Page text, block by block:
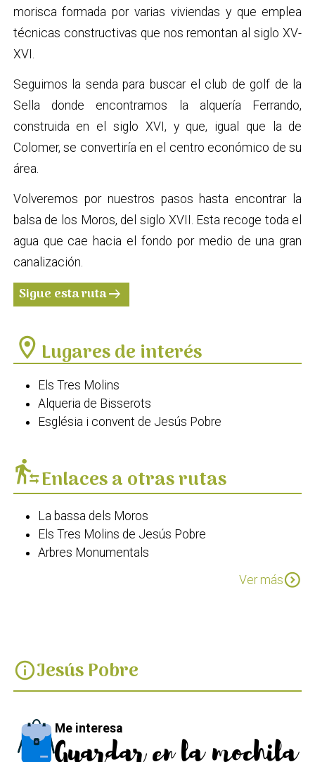
morisca formada por varias viviendas y que emplea
técnicas constructivas que nos remontan al siglo XV-
XVI.
Seguimos la senda para buscar el club de golf de la
Sella donde encontramos la alquería Ferrando,
construida en el siglo XVI, y que, igual que la de
Colomer, se convertiría en el centro económico de su
área.
Volveremos por nuestros pasos hasta encontrar la
balsa de los Moros, del siglo XVII. Esta recoge toda el
agua que cae hacia el fondo por medio de una gran
canalización.
Sigue esta rutaarrow_right_alt
location_on Lugares de interés
Els Tres Molins
Alqueria de Bisserots
Església i convent de Jesús Pobre
transfer_within_a_stationEnlaces a otras rutas
La bassa dels Moros
Els Tres Molins de Jesús Pobre
Arbres Monumentals
GR 330 Costa Blanca Interior Etapa 1 de Dénia a
Ver másexpand_circle_down
infoJesús Pobre
Me interesa
Guardar en la mochila